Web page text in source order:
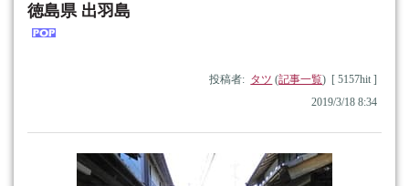
徳島県 出羽島
投稿者: タツ (記事一覧) [ 5157hit ]
2019/3/18 8:34